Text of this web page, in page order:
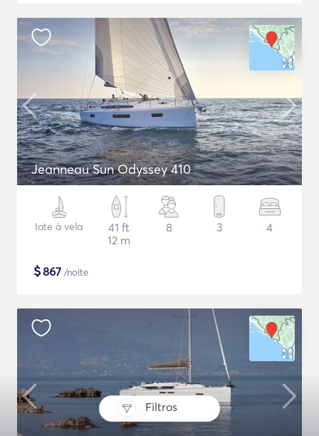
Filtros
Jeanneau Sun Odyssey 410
Iate à vela
41 ft
12 m
8 3 4
$867 /noite